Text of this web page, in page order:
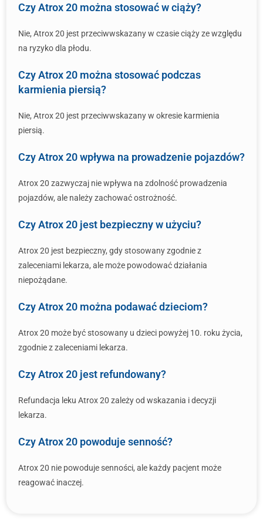
Czy Atrox 20 można stosować w ciąży?
Nie, Atrox 20 jest przeciwwskazany w czasie ciąży ze względu
na ryzyko dla płodu.
Czy Atrox 20 można stosować podczas
karmienia piersią?
Nie, Atrox 20 jest przeciwwskazany w okresie karmienia
piersią.
Czy Atrox 20 wpływa na prowadzenie pojazdów?
Atrox 20 zazwyczaj nie wpływa na zdolność prowadzenia
pojazdów, ale należy zachować ostrożność.
Czy Atrox 20 jest bezpieczny w użyciu?
Atrox 20 jest bezpieczny, gdy stosowany zgodnie z
zaleceniami lekarza, ale może powodować działania
niepożądane.
Czy Atrox 20 można podawać dzieciom?
Atrox 20 może być stosowany u dzieci powyżej 10. roku życia,
zgodnie z zaleceniami lekarza.
Czy Atrox 20 jest refundowany?
Refundacja leku Atrox 20 zależy od wskazania i decyzji
lekarza.
Czy Atrox 20 powoduje senność?
Atrox 20 nie powoduje senności, ale każdy pacjent może
reagować inaczej.